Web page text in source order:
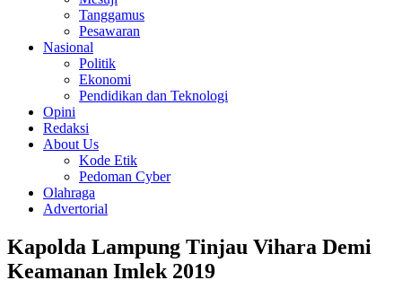
Tanggamus
Pesawaran
Nasional
Politik
Ekonomi
Pendidikan dan Teknologi
Opini
Redaksi
About Us
Kode Etik
Pedoman Cyber
Olahraga
Advertorial
Kapolda Lampung Tinjau Vihara Demi
Keamanan Imlek 2019